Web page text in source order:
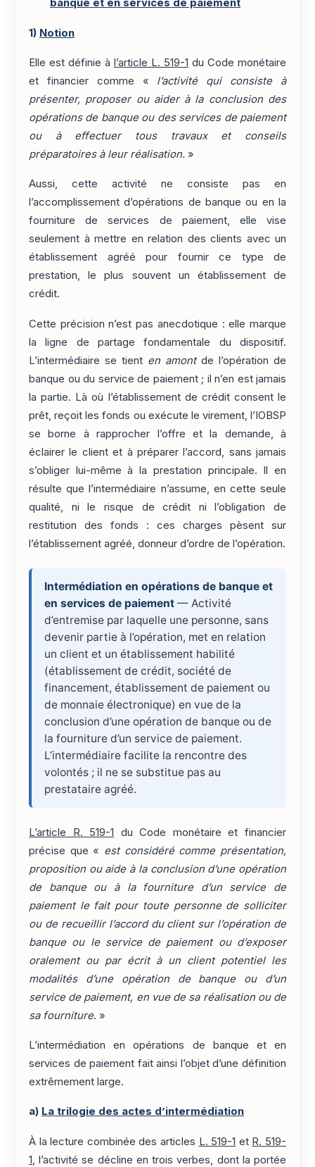
banque et en services de paiement
1) Notion
Elle est définie à l’article L. 519-1 du Code monétaire
et financier comme « l’activité qui consiste à
présenter, proposer ou aider à la conclusion des
opérations de banque ou des services de paiement
ou à effectuer tous travaux et conseils
préparatoires à leur réalisation. »
Aussi, cette activité ne consiste pas en
l’accomplissement d’opérations de banque ou en la
fourniture de services de paiement, elle vise
seulement à mettre en relation des clients avec un
établissement agréé pour fournir ce type de
prestation, le plus souvent un établissement de
crédit.
Cette précision n’est pas anecdotique : elle marque
la ligne de partage fondamentale du dispositif.
L’intermédiaire se tient en amontde l’opération de
banque ou du service de paiement ; il n’en est jamais
la partie. Là où l’établissement de crédit consent le
prêt, reçoit les fonds ou exécute le virement, l’IOBSP
se borne à rapprocher l’offre et la demande, à
éclairer le client et à préparer l’accord, sans jamais
s’obliger lui-même à la prestation principale. Il en
résulte que l’intermédiaire n’assume, en cette seule
qualité, ni le risque de crédit ni l’obligation de
restitution des fonds : ces charges pèsent sur
l’établissement agréé, donneur d’ordre de l’opération.
Intermédiation en opérations de banque et
en services de paiement — Activité
d’entremise par laquelle une personne, sans
devenir partie à l’opération, met en relation
un client et un établissement habilité
(établissement de crédit, société de
financement, établissement de paiement ou
de monnaie électronique) en vue de la
conclusion d’une opération de banque ou de
la fourniture d’un service de paiement.
L’intermédiaire facilite la rencontre des
volontés ; il ne se substitue pas au
prestataire agréé.
L’article R. 519-1 du Code monétaire et financier
précise que « est considéré comme présentation,
proposition ou aide à la conclusion d’une opération
de banque ou à la fourniture d’un service de
paiement le fait pour toute personne de solliciter
ou de recueillir l’accord du client sur l’opération de
banque ou le service de paiement ou d’exposer
oralement ou par écrit à un client potentiel les
modalités d’une opération de banque ou d’un
service de paiement, en vue de sa réalisation ou de
sa fourniture. »
L’intermédiation en opérations de banque et en
services de paiement fait ainsi l’objet d’une définition
extrêmement large.
a) La trilogie des actes d’intermédiation
À la lecture combinée des articles L. 519-1 et R. 519-
1, l’activité se décline en trois verbes, dont la portée